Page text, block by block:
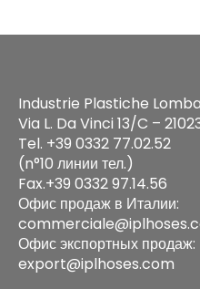
Industrie Plastiche
Via L. Da Vinci 13/C –
Tel. +39 0332 77.02.52
(n°10 линии тел.)
Fax.+39 0332 97.14.56
Офис продаж в Италии:
Офис экспортных продаж:
export@iplhoses.com